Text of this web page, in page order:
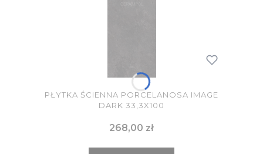
PŁYTKA ŚCIENNA PORCELANOSA IMAGE
DARK 33,3X100
Cena
268,00 zł